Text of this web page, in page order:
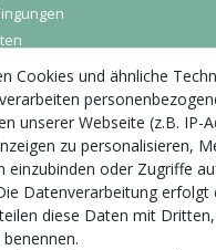
Cookies und ähnliche
unserer Webseite (z.B. IP-
zu personalisieren,
einzubinden oder Zugriffe
Datenverarbeitung erfolgt
diese Daten mit